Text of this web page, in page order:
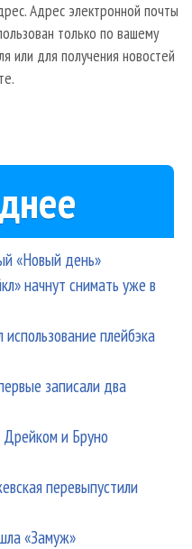
Адрес электронной почты
только по вашему
или для получения новостей
«Новый день»
начнут снимать уже в
плейбэка
записали два
Дрейком и Бруно
перевыпустили
«Замуж»